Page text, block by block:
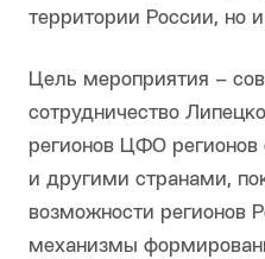
территории России, но
Цель мероприятия –
сотрудничество
регионов ЦФО регионов
и другими странами,
возможности регионов
механизмы